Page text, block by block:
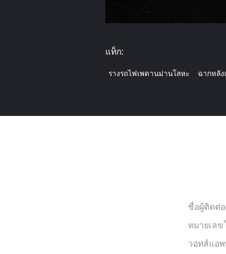
แท็ก:
รางรถไฟเพดานม่านโลหะ ฉากหลัง
ชื่อผู้ติดต่อ:
หมายเล
วอทส์แอพ